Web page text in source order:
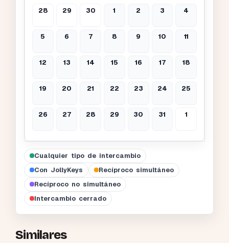
28 29 30 1 2 3 4
5 6 7 8 9 10 11
12 13 14 15 16 17 18
19 20 21 22 23 24 25
26 27 28 29 30 31 1
Cualquier tipo de intercambio
Con JollyKeys
Recíproco simultáneo
Recíproco no simultáneo
Intercambio cerrado
Similares